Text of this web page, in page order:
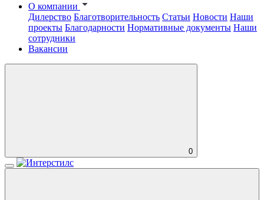
О компании
Дилерство Благотворительность Статьи Новости Наши
проекты Благодарности Нормативные документы Наши
сотрудники
Вакансии
0